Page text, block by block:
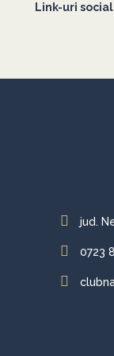
Link-uri
jud.
0723